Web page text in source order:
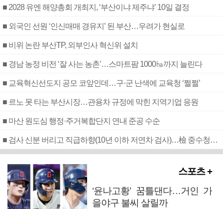
■ 2028 유엔 해양총회 개최지, ‘부산이냐 제주냐’ 10일 결정
■ 외국인 선원 ‘인신매매 경유지’ 된 부산…우려가 현실로
■ 비위 논란 부산TP, 외부인사 혁신위 설치
■ 경남 농정 비전 ‘잘 사는 농촌’…스마트팜 1000㏊까지 늘린다
■ 교육혁신선도지 공모 코앞인데…구·군 난색에 교육청 ‘쩔쩔’
■ 르노 못 타는 부산시장…관용차 규정에 막힌 지역기업 응원
■ 마산 원도심 행정·주거복합단지 연내 준공 수순
■ 검사 신분 버리고 직급하향(10년 이하 저연차 검사)…檢 중수청행 기피
스포츠 +
‘윤나고황’ 꿈틀댄다…거인 가
을야구 불씨 살릴까